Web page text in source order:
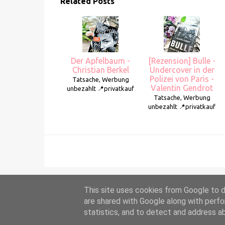
Der Apfelbaum -
Christian Berkel
Tatsache, Werbung
unbezahlt 📍privatkauf
[Rezension] Bulle -
Undercover in der
Polizei von Paris -
Valentin Gendrot
Tatsache, Werbung
unbezahlt 📍privatkauf
This site uses cookies from Google to
are shared with Google along with
statistics, and to detect and address